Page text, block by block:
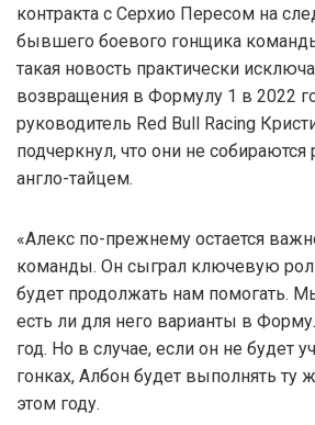
контракта с Серхио Пересом на
бывшего боевого гонщика
такая новость практически
возвращения в Формулу 1 в 2022
руководитель Red Bull Racing
подчеркнул, что они не собираются
англо-тайцем.
«Алекс по-прежнему остается
команды. Он сыграл ключевую
будет продолжать нам помогать.
есть ли для него варианты в
год. Но в случае, если он не будет
гонках, Албон будет выполнять ту
этом году.